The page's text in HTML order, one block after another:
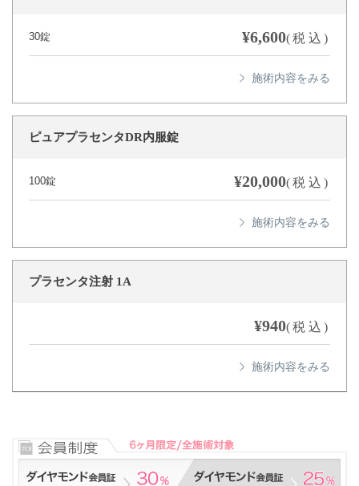
30錠 ¥6,600(税込)
ピュアプラセンタDR内服錠
100錠 ¥20,000(税込)
プラセンタ注射 1A
¥940(税込)